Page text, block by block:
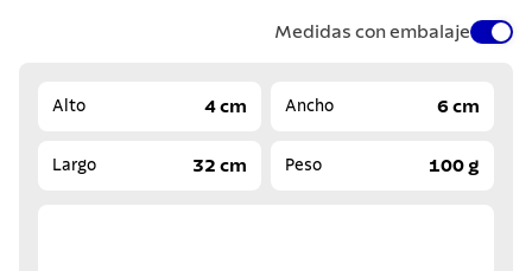
Medidas con embalaje
Alto 4 cm Ancho 6 cm
Largo 32 cm Peso 100 g